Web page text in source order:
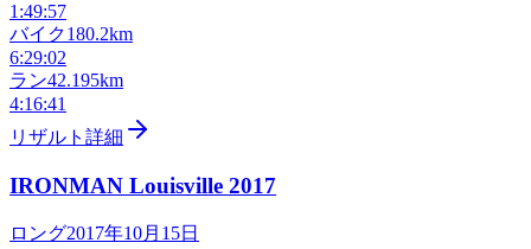
1:49:57
バイク180.2km
6:29:02
ラン42.195km
4:16:41
リザルト詳細
IRONMAN Louisville 2017
ロング2017年10月15日